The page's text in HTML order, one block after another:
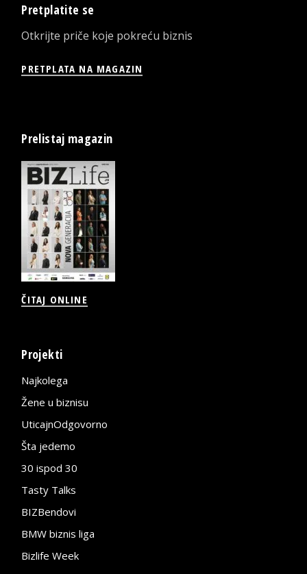
Pretplatite se
Otkrijte priče koje pokreću biznis
PRETPLATA NA MAGAZIN
Prelistaj magazin
ČITAJ ONLINE
Projekti
Najkolega
Žene u biznisu
UticajnOdgovorno
Šta jedemo
30 ispod 30
Tasty Talks
BIZBendovi
BMW biznis liga
Bizlife Week